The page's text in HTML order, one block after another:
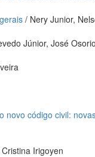
/ Nery Junior,
Júnior, José
novo código civil:
Irigoyen